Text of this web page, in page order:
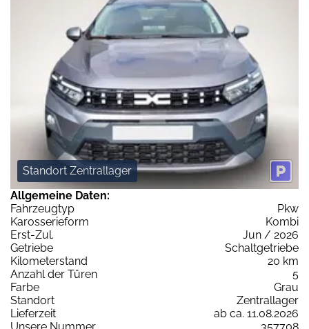
Standort Zentrallager
Allgemeine Daten:
Fahrzeugtyp
Pkw
Karosserieform
Kombi
Erst-Zul.
Jun / 2026
Getriebe
Schaltgetriebe
Kilometerstand
20 km
Anzahl der Türen
5
Farbe
Grau
Standort
Zentrallager
Lieferzeit
ab ca. 11.08.2026